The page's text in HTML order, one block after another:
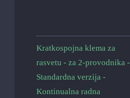
Kratkospojna klema za
rasvetu - za 2-provodnika -
Standardna verzija -
Kontinualna radna